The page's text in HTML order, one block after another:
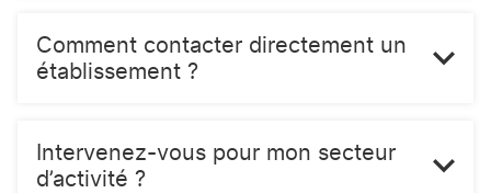
Comment contacter directement un
établissement ?
Intervenez-vous pour mon secteur
d’activité ?